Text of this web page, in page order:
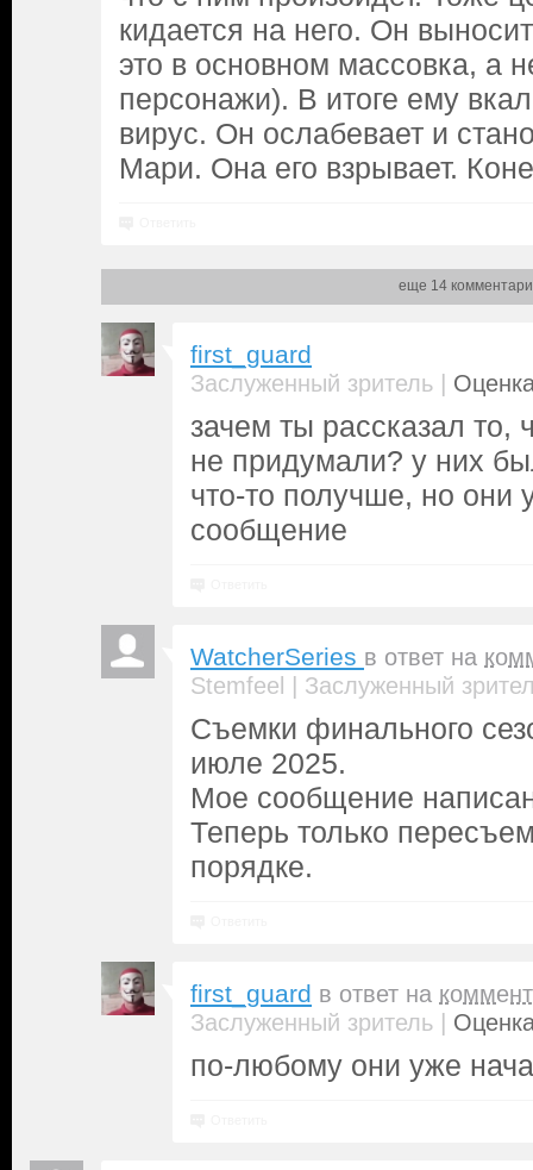
кидается на него. Он
это в основном массовка, а
персонажи). В итоге ему
вирус. Он ослабевает и
Мари. Она его взрывает.
еще 14
first_guard
Заслуженный зритель |
зачем ты рассказал то,
не придумали? у них
что-то получше, но они
сообщение
WatcherSeries в ответ на
Stemfeel | Заслуженный
Съемки финального
июле 2025.
Мое сообщение
Теперь только
порядке.
first_guard в ответ на
Заслуженный зритель |
по-любому они уже